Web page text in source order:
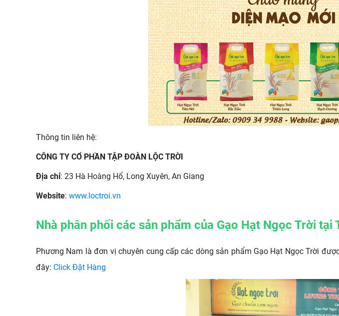
Thông tin liên hệ:
CÔNG TY CỔ PHẦN TẬP ĐOÀN LỘC TRỜI
Địa chỉ: 23 Hà Hoàng Hổ, Long Xuyên, An Giang
Website: www.loctroi.vn
Nhà phân phối các sản phẩm của Gạo Hạt Ngọc Trời tại
Phương Nam là đơn vị chuyên cung cấp các dòng sản phẩm Gạo Hạt Ngọc Trời
đây: Click Đặt Hàng